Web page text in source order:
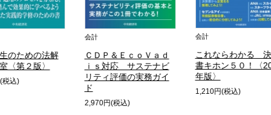
＆ＥｃｏＶａｄ
応 サステナビ
評価の実務ガイ
会計
これならわかる 決算
書キホン５０！〈2027
年版〉
1,210円(税込)
税務弘報2026年9
〈第74巻第9号〉
2,970円(税込)